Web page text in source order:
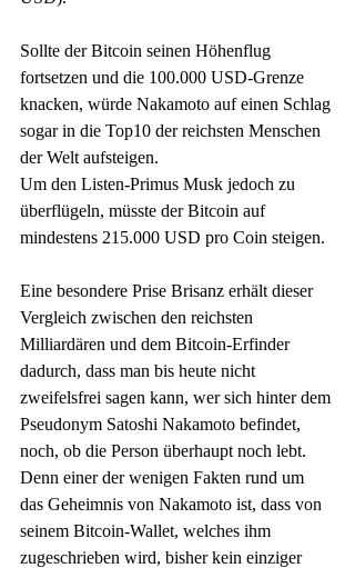
Sollte der Bitcoin seinen Höhenflug
fortsetzen und die 100.000 USD-Grenze
knacken, würde Nakamoto auf einen Schlag
sogar in die Top10 der reichsten Menschen
der Welt aufsteigen.
Um den Listen-Primus Musk jedoch zu
überflügeln, müsste der Bitcoin auf
mindestens 215.000 USD pro Coin steigen.
Eine besondere Prise Brisanz erhält dieser
Vergleich zwischen den reichsten
Milliardären und dem Bitcoin-Erfinder
dadurch, dass man bis heute nicht
zweifelsfrei sagen kann, wer sich hinter dem
Pseudonym Satoshi Nakamoto befindet,
noch, ob die Person überhaupt noch lebt.
Denn einer der wenigen Fakten rund um
das Geheimnis von Nakamoto ist, dass von
seinem Bitcoin-Wallet, welches ihm
zugeschrieben wird, bisher kein einziger